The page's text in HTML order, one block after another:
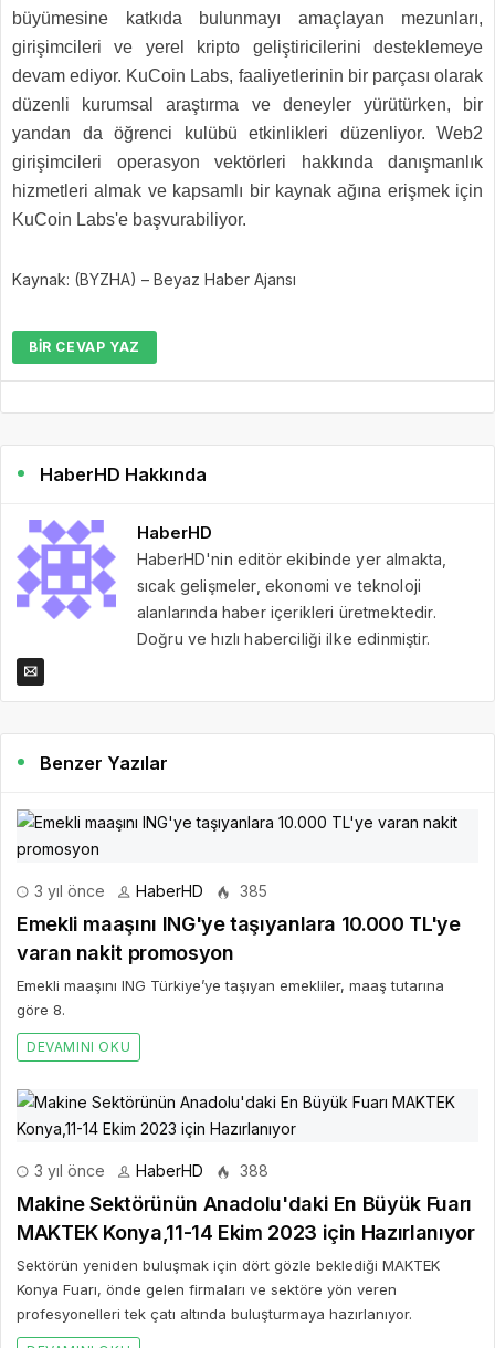
büyümesine katkıda bulunmayı amaçlayan mezunları,
girişimcileri ve yerel kripto geliştiricilerini desteklemeye
devam ediyor. KuCoin Labs, faaliyetlerinin bir parçası olarak
düzenli kurumsal araştırma ve deneyler yürütürken, bir
yandan da öğrenci kulübü etkinlikleri düzenliyor. Web2
girişimcileri operasyon vektörleri hakkında danışmanlık
hizmetleri almak ve kapsamlı bir kaynak ağına erişmek için
KuCoin Labs'e başvurabiliyor.
Kaynak: (BYZHA) – Beyaz Haber Ajansı
BIR CEVAP YAZ
HaberHD Hakkında
HaberHD
HaberHD'nin editör ekibinde yer almakta,
sıcak gelişmeler, ekonomi ve teknoloji
alanlarında haber içerikleri üretmektedir.
Doğru ve hızlı haberciliği ilke edinmiştir.
Benzer Yazılar
3 yıl önce HaberHD 385
Emekli maaşını ING'ye taşıyanlara 10.000 TL'ye
varan nakit promosyon
Emekli maaşını ING Türkiye’ye taşıyan emekliler, maaş tutarına
göre 8.
DEVAMINI OKU
3 yıl önce HaberHD 388
Makine Sektörünün Anadolu'daki En Büyük Fuarı
MAKTEK Konya,11-14 Ekim 2023 için Hazırlanıyor
Sektörün yeniden buluşmak için dört gözle beklediği MAKTEK
Konya Fuarı, önde gelen firmaları ve sektöre yön veren
profesyonelleri tek çatı altında buluşturmaya hazırlanıyor.